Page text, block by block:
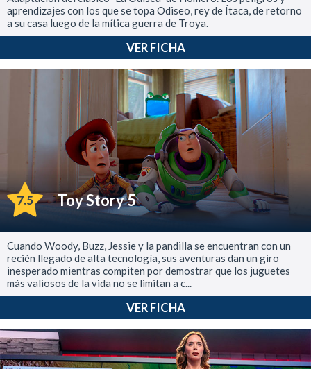
aprendizajes con los que se topa Odiseo, rey de Ítaca, de retorno
a su casa luego de la mítica guerra de Troya.
VER FICHA
7.5 Toy Story 5
Cuando Woody, Buzz, Jessie y la pandilla se encuentran con un
recién llegado de alta tecnología, sus aventuras dan un giro
inesperado mientras compiten por demostrar que los juguetes
más valiosos de la vida no se limitan a c...
VER FICHA